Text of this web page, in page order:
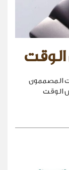
المصممون
الوقت